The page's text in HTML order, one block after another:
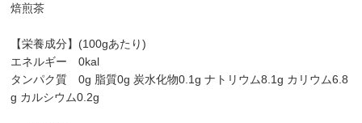
焙煎茶
【栄養成分】(100gあたり)
エネルギー 0kal
タンパク質 0g 脂質0g 炭水化物0.1g ナトリウム8.1g カリウム6.8
g カルシウム0.2g